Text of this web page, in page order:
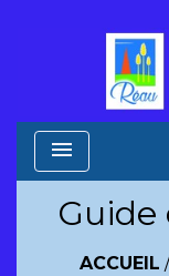
menu
Guide
ACCUEIL